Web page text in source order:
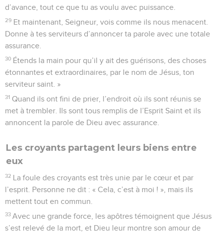
d’avance, tout ce que tu as voulu avec puissance.
29 Et maintenant, Seigneur, vois comme ils nous menacent.
Donne à tes serviteurs d’annoncer ta parole avec une totale
assurance.
30 Étends la main pour qu’il y ait des guérisons, des choses
étonnantes et extraordinaires, par le nom de Jésus, ton
serviteur saint. »
31 Quand ils ont fini de prier, l’endroit où ils sont réunis se
met à trembler. Ils sont tous remplis de l’Esprit Saint et ils
annoncent la parole de Dieu avec assurance.
Les croyants partagent leurs biens entre
eux
32 La foule des croyants est très unie par le cœur et par
l’esprit. Personne ne dit : « Cela, c’est à moi ! », mais ils
mettent tout en commun.
33 Avec une grande force, les apôtres témoignent que Jésus
s’est relevé de la mort, et Dieu leur montre son amour de